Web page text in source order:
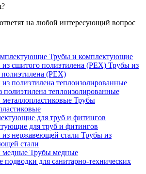
на любой интересующий вопрос
Трубы и комплектующие
Трубы из
(PEX)
полиэтилена теплоизолированные
Трубы
для труб и фитингов
Трубы из
стали
Трубы медные